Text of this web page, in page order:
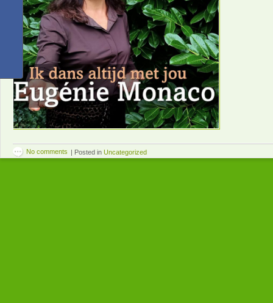
No comments | Posted in Uncategorized